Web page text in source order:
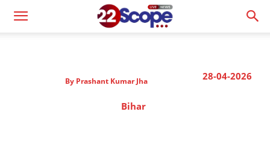
28-04-2026
By Prashant Kumar Jha
Bihar